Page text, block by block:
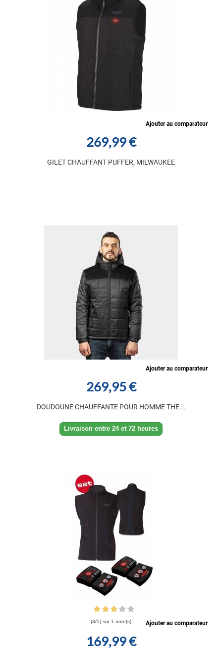
Ajouter au comparateur
269,99 €
GILET CHAUFFANT PUFFER, MILWAUKEE
Ajouter au comparateur
269,95 €
DOUDOUNE CHAUFFANTE POUR HOMME THE...
Livraison entre 24 et 72 heures
(3/5) sur 1 note(s) Ajouter au comparateur
169,99 €